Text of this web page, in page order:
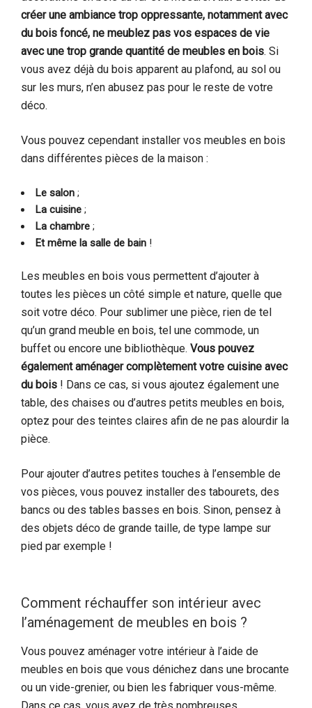
créer une ambiance trop oppressante, notamment avec
du bois foncé, ne meublez pas vos espaces de vie
avec une trop grande quantité de meubles en bois. Si
vous avez déjà du bois apparent au plafond, au sol ou
sur les murs, n’en abusez pas pour le reste de votre
déco.
Vous pouvez cependant installer vos meubles en bois
dans différentes pièces de la maison :
Le salon ;
La cuisine ;
La chambre ;
Et même la salle de bain !
Les meubles en bois vous permettent d’ajouter à
toutes les pièces un côté simple et nature, quelle que
soit votre déco. Pour sublimer une pièce, rien de tel
qu’un grand meuble en bois, tel une commode, un
buffet ou encore une bibliothèque. Vous pouvez
également aménager complètement votre cuisine avec
du bois ! Dans ce cas, si vous ajoutez également une
table, des chaises ou d’autres petits meubles en bois,
optez pour des teintes claires afin de ne pas alourdir la
pièce.
Pour ajouter d’autres petites touches à l’ensemble de
vos pièces, vous pouvez installer des tabourets, des
bancs ou des tables basses en bois. Sinon, pensez à
des objets déco de grande taille, de type lampe sur
pied par exemple !
Comment réchauffer son intérieur avec
l’aménagement de meubles en bois ?
Vous pouvez aménager votre intérieur à l’aide de
meubles en bois que vous dénichez dans une brocante
ou un vide-grenier, ou bien les fabriquer vous-même.
Dans ce cas, vous avez de très nombreuses